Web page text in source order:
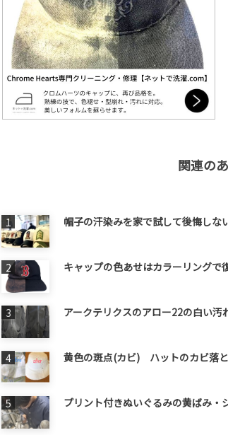
関連の
帽子の汗染みを家で試して後悔しな
キャップの色あせはカラーリングで
アークテリクスのアロー22の白い
黄色の斑点(カビ) ハットのカビ落と
プリント付きぬいぐるみの黄ばみ・